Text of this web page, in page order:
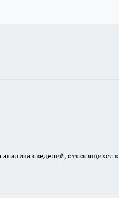
сведений, относящихся к